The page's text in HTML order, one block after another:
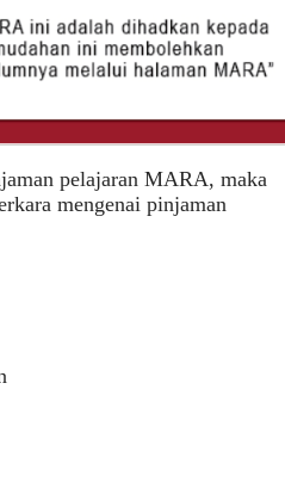
pelajaran MARA, maka
mengenai pinjaman